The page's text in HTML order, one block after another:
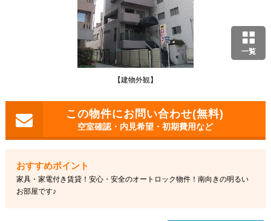
一覧
【建物外観】
空室確認・内見希望・初期費用など
家具・家電付き賃貸！安心・安全のオートロック物件！南向きの明るい
お部屋です♪